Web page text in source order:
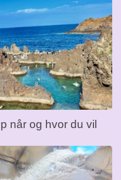
når og hvor du vil